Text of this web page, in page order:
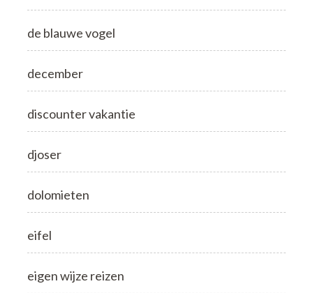
de blauwe vogel
december
discounter vakantie
djoser
dolomieten
eifel
eigen wijze reizen